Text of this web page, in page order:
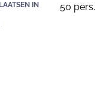
IN 50 pers.